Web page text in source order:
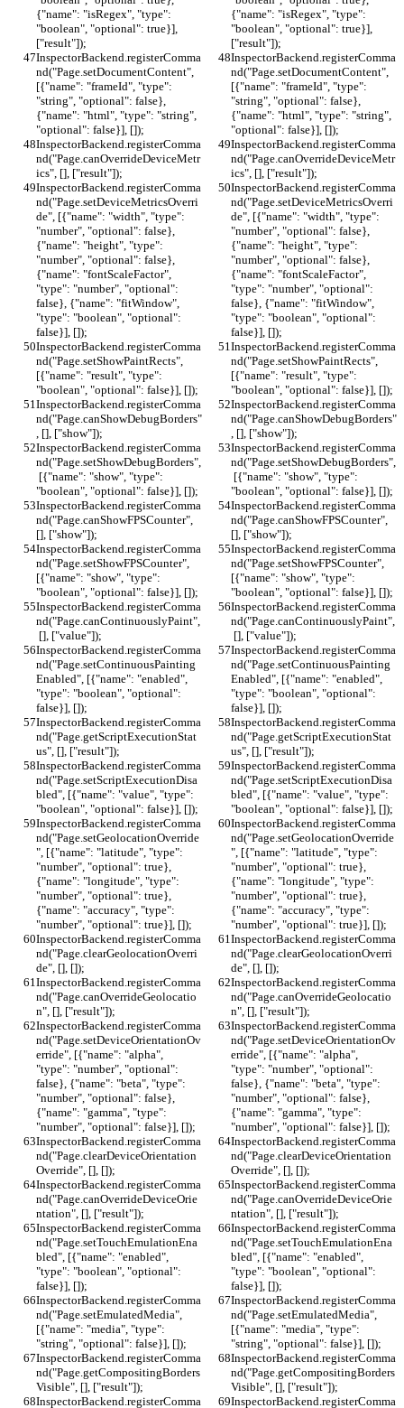
{"name": "isRegex", "type":
"boolean", "optional": true}],
["result"]);
{"name": "isRegex", "type":
"boolean", "optional": true}],
["result"]);
InspectorBackend.registerComma
nd("Page.setDocumentContent",
[{"name": "frameId", "type":
"string", "optional": false},
{"name": "html", "type": "string",
"optional": false}], []);
InspectorBackend.registerComma
nd("Page.setDocumentContent",
[{"name": "frameId", "type":
"string", "optional": false},
{"name": "html", "type": "string",
"optional": false}], []);
InspectorBackend.registerComma
nd("Page.canOverrideDeviceMetr
ics", [], ["result"]);
InspectorBackend.registerComma
nd("Page.canOverrideDeviceMetr
ics", [], ["result"]);
InspectorBackend.registerComma
nd("Page.setDeviceMetricsOverri
de", [{"name": "width", "type":
"number", "optional": false},
{"name": "height", "type":
"number", "optional": false},
{"name": "fontScaleFactor",
"type": "number", "optional":
false}, {"name": "fitWindow",
"type": "boolean", "optional":
false}], []);
InspectorBackend.registerComma
nd("Page.setDeviceMetricsOverri
de", [{"name": "width", "type":
"number", "optional": false},
{"name": "height", "type":
"number", "optional": false},
{"name": "fontScaleFactor",
"type": "number", "optional":
false}, {"name": "fitWindow",
"type": "boolean", "optional":
false}], []);
InspectorBackend.registerComma
nd("Page.setShowPaintRects",
[{"name": "result", "type":
"boolean", "optional": false}], []);
InspectorBackend.registerComma
nd("Page.setShowPaintRects",
[{"name": "result", "type":
"boolean", "optional": false}], []);
InspectorBackend.registerComma
nd("Page.canShowDebugBorders"
, [], ["show"]);
InspectorBackend.registerComma
nd("Page.canShowDebugBorders"
, [], ["show"]);
InspectorBackend.registerComma
nd("Page.setShowDebugBorders",
[{"name": "show", "type":
"boolean", "optional": false}], []);
InspectorBackend.registerComma
nd("Page.setShowDebugBorders",
[{"name": "show", "type":
"boolean", "optional": false}], []);
InspectorBackend.registerComma
nd("Page.canShowFPSCounter",
[], ["show"]);
InspectorBackend.registerComma
nd("Page.canShowFPSCounter",
[], ["show"]);
InspectorBackend.registerComma
nd("Page.setShowFPSCounter",
[{"name": "show", "type":
"boolean", "optional": false}], []);
InspectorBackend.registerComma
nd("Page.setShowFPSCounter",
[{"name": "show", "type":
"boolean", "optional": false}], []);
InspectorBackend.registerComma
nd("Page.canContinuouslyPaint",
[], ["value"]);
InspectorBackend.registerComma
nd("Page.canContinuouslyPaint",
[], ["value"]);
InspectorBackend.registerComma
nd("Page.setContinuousPainting
Enabled", [{"name": "enabled",
"type": "boolean", "optional":
false}], []);
InspectorBackend.registerComma
nd("Page.setContinuousPainting
Enabled", [{"name": "enabled",
"type": "boolean", "optional":
false}], []);
InspectorBackend.registerComma
nd("Page.getScriptExecutionStat
us", [], ["result"]);
InspectorBackend.registerComma
nd("Page.getScriptExecutionStat
us", [], ["result"]);
InspectorBackend.registerComma
nd("Page.setScriptExecutionDisa
bled", [{"name": "value", "type":
"boolean", "optional": false}], []);
InspectorBackend.registerComma
nd("Page.setScriptExecutionDisa
bled", [{"name": "value", "type":
"boolean", "optional": false}], []);
InspectorBackend.registerComma
nd("Page.setGeolocationOverride
", [{"name": "latitude", "type":
"number", "optional": true},
{"name": "longitude", "type":
"number", "optional": true},
{"name": "accuracy", "type":
"number", "optional": true}], []);
InspectorBackend.registerComma
nd("Page.setGeolocationOverride
", [{"name": "latitude", "type":
"number", "optional": true},
{"name": "longitude", "type":
"number", "optional": true},
{"name": "accuracy", "type":
"number", "optional": true}], []);
InspectorBackend.registerComma
nd("Page.clearGeolocationOverri
de", [], []);
InspectorBackend.registerComma
nd("Page.clearGeolocationOverri
de", [], []);
InspectorBackend.registerComma
nd("Page.canOverrideGeolocatio
n", [], ["result"]);
InspectorBackend.registerComma
nd("Page.canOverrideGeolocatio
n", [], ["result"]);
InspectorBackend.registerComma
nd("Page.setDeviceOrientationOv
erride", [{"name": "alpha",
"type": "number", "optional":
false}, {"name": "beta", "type":
"number", "optional": false},
{"name": "gamma", "type":
"number", "optional": false}], []);
InspectorBackend.registerComma
nd("Page.setDeviceOrientationOv
erride", [{"name": "alpha",
"type": "number", "optional":
false}, {"name": "beta", "type":
"number", "optional": false},
{"name": "gamma", "type":
"number", "optional": false}], []);
InspectorBackend.registerComma
nd("Page.clearDeviceOrientation
Override", [], []);
InspectorBackend.registerComma
nd("Page.clearDeviceOrientation
Override", [], []);
InspectorBackend.registerComma
nd("Page.canOverrideDeviceOrie
ntation", [], ["result"]);
InspectorBackend.registerComma
nd("Page.canOverrideDeviceOrie
ntation", [], ["result"]);
InspectorBackend.registerComma
nd("Page.setTouchEmulationEna
bled", [{"name": "enabled",
"type": "boolean", "optional":
false}], []);
InspectorBackend.registerComma
nd("Page.setTouchEmulationEna
bled", [{"name": "enabled",
"type": "boolean", "optional":
false}], []);
InspectorBackend.registerComma
nd("Page.setEmulatedMedia",
[{"name": "media", "type":
"string", "optional": false}], []);
InspectorBackend.registerComma
nd("Page.setEmulatedMedia",
[{"name": "media", "type":
"string", "optional": false}], []);
InspectorBackend.registerComma
nd("Page.getCompositingBorders
Visible", [], ["result"]);
InspectorBackend.registerComma
nd("Page.getCompositingBorders
Visible", [], ["result"]);
InspectorBackend.registerComma
InspectorBackend.registerComma